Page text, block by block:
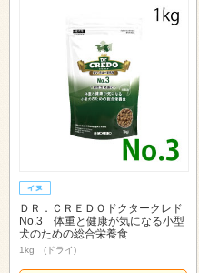
ＤＲ．ＣＲＥＤＯドクタークレド
No.3 体重と健康が気になる小型
犬のための総合栄養食
1kg (ドライ)